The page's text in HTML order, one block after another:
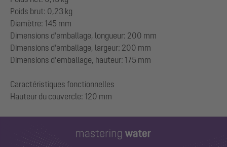
Poids brut: 0,23 kg
Diamètre: 145 mm
Dimensions d'emballage, longueur: 200 mm
Dimensions d'emballage, largeur: 200 mm
Dimensions d’emballage, hauteur: 175 mm
Caractéristiques fonctionnelles